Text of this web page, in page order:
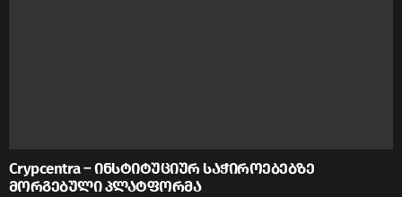
Crypcentra – ინსტიტუციურ საჭიროებებზე
მორგებული პლატფორმა